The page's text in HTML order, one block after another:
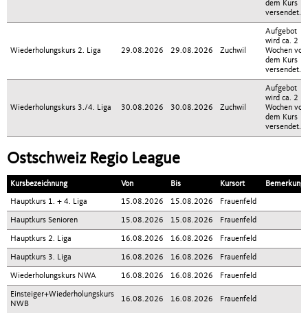
dem Kurs
versendet.
Wiederholungskurs 2. Liga 29.08.2026 29.08.2026 Zuchwil
Aufgebot
wird ca. 2
Wochen vor
dem Kurs
versendet.
Wiederholungskurs 3./4. Liga 30.08.2026 30.08.2026 Zuchwil
Aufgebot
wird ca. 2
Wochen vor
dem Kurs
versendet.
Ostschweiz Regio League
Kursbezeichnung Von Bis Kursort Bemerkung
Hauptkurs 1. + 4. Liga 15.08.2026 15.08.2026 Frauenfeld
Hauptkurs Senioren 15.08.2026 15.08.2026 Frauenfeld
Hauptkurs 2. Liga 16.08.2026 16.08.2026 Frauenfeld
Hauptkurs 3. Liga 16.08.2026 16.08.2026 Frauenfeld
Wiederholungskurs NWA 16.08.2026 16.08.2026 Frauenfeld
Einsteiger+Wiederholungskurs
NWB
16.08.2026 16.08.2026 Frauenfeld